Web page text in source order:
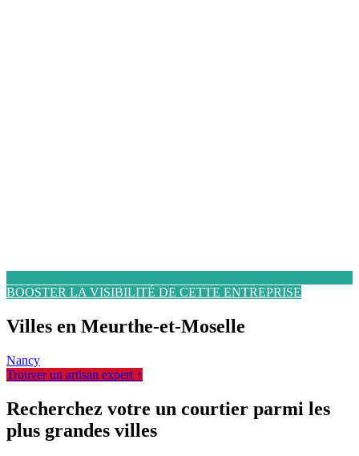
BOOSTER LA VISIBILITÉ DE CETTE ENTREPRISE
Villes en Meurthe-et-Moselle
Nancy
Trouver un artisan expert ↑
Recherchez votre un courtier parmi les
plus grandes villes